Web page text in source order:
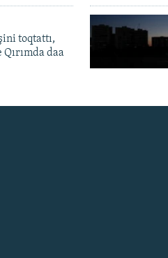
toqtattı,
daa